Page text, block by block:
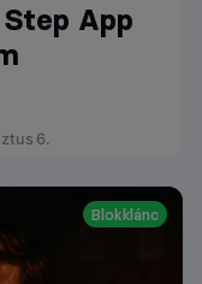
App
6.
Blokklánc